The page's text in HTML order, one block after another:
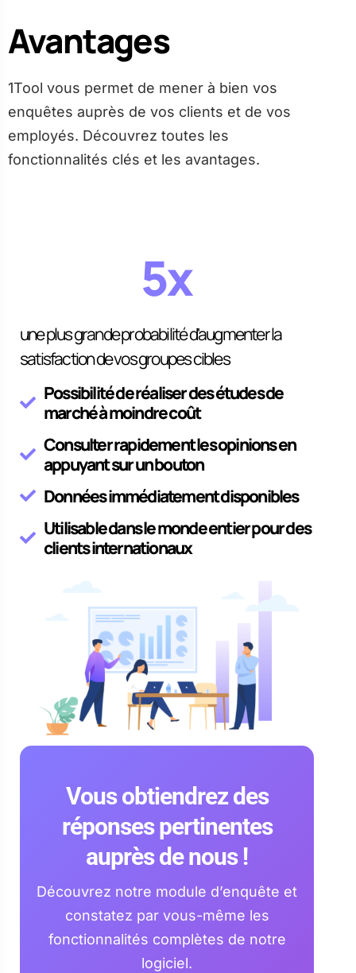
Avantages
1Tool vous permet de mener à bien vos
enquêtes auprès de vos clients et de vos
employés. Découvrez toutes les
fonctionnalités clés et les avantages.
5x
une plus grande probabilité d'augmenter la
satisfaction de vos groupes cibles
Possibilité de réaliser des études de
marché à moindre coût
Consulter rapidement les opinions en
appuyant sur un bouton
Données immédiatement disponibles
Utilisable dans le monde entier pour des
clients internationaux
Vous obtiendrez des
réponses pertinentes
auprès de nous !
Découvrez notre module d’enquête et
constatez par vous-même les
fonctionnalités complètes de notre
logiciel.